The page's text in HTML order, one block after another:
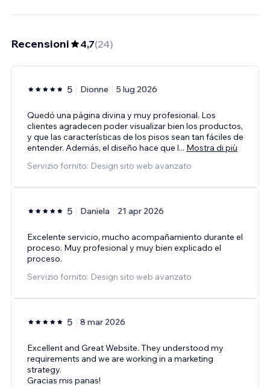
Recensioni 4,7(24)
5 Dionne 5 lug 2026
Quedó una página divina y muy profesional. Los
clientes agradecen poder visualizar bien los productos,
y que las características de los pisos sean tan fáciles de
entender. Además, el diseño hace que l... Mostra di più
Servizio fornito: Design sito web avanzato
5 Daniela 21 apr 2026
Excelente servicio, mucho acompañamiento durante el
proceso. Muy profesional y muy bien explicado el
proceso.
Servizio fornito: Design sito web avanzato
5 8 mar 2026
Excellent and Great Website. They understood my
requirements and we are working in a marketing
strategy.
Gracias mis panas!